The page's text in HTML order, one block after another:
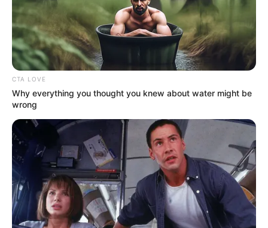
bySzerző April 28, 2026
CTA LOVE
Why everything you thought you knew about water might be
wrong